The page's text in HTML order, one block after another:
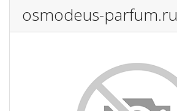
osmodeus-parfum.ru